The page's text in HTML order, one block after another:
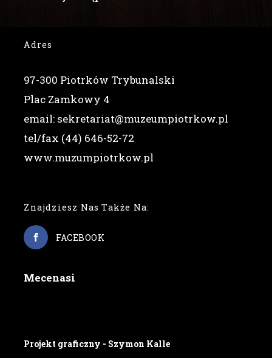
Adres
97-300 Piotrków Trybunalski
Plac Zamkowy 4
email: sekretariat@muzeumpiotrkow.pl
tel/fax (44) 646-52-72
www.muzumpiotrkow.pl
Znajdziesz Nas Także Na:
FACEBOOK
Mecenasi
Projekt graficzny - Szymon Kalle